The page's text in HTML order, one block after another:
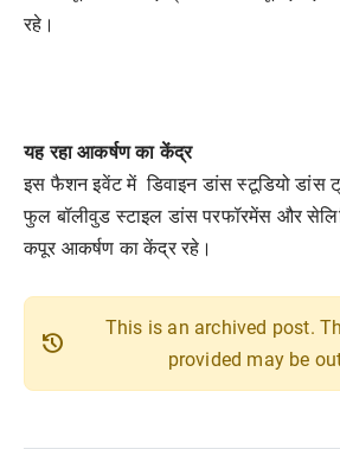
रहे।
यह रहा आकर्षण का केंद्र
इस फैशन इवेंट में डिवाइन डांस स्टूडियो
फुल बॉलीवुड स्टाइल डांस परफॉरमेंस और
कपूर आकर्षण का केंद्र रहे।
history
This is an archived post.
provided may be